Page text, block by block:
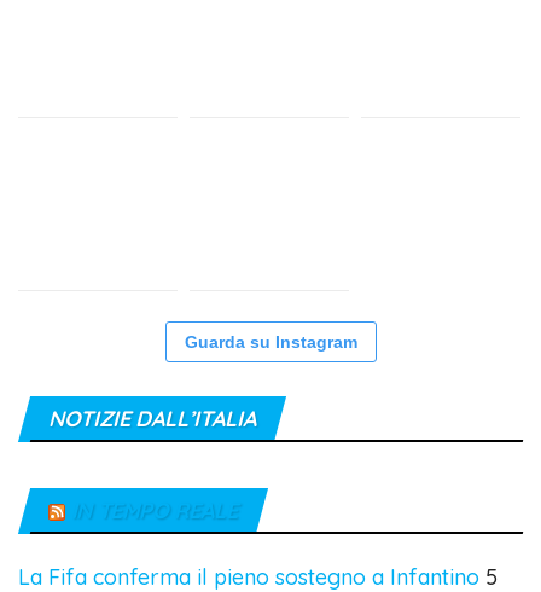
Guarda su Instagram
NOTIZIE DALL’ITALIA
IN TEMPO REALE
La Fifa conferma il pieno sostegno a Infantino 5